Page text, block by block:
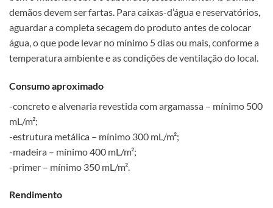
demãos devem ser fartas. Para caixas-d’água e reservatórios,
aguardar a completa secagem do produto antes de colocar
água, o que pode levar no mínimo 5 dias ou mais, conforme a
temperatura ambiente e as condições de ventilação do local.
Consumo aproximado
-concreto e alvenaria revestida com argamassa – mínimo 500
mL/m²;
-estrutura metálica – mínimo 300 mL/m²;
-madeira – mínimo 400 mL/m²;
-primer – mínimo 350 mL/m².
Rendimento